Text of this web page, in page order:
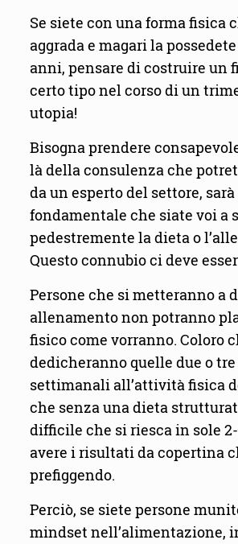
Se siete con una forma fisica
aggrada e magari la
anni, pensare di costruire un
certo tipo nel corso di un
utopia!
Bisogna prendere
là della consulenza che
da un esperto del settore, sarà
fondamentale che siate voi a
pedestremente la dieta o
Questo connubio ci deve
Persone che si metteranno a
allenamento non potranno
fisico come vorranno. Coloro
dedicheranno quelle due o tre
settimanali all’attività fisica
che senza una dieta
difficile che si riesca in sole
avere i risultati da copertina
prefiggendo.
Perciò, se siete persone
mindset nell’alimentazione,